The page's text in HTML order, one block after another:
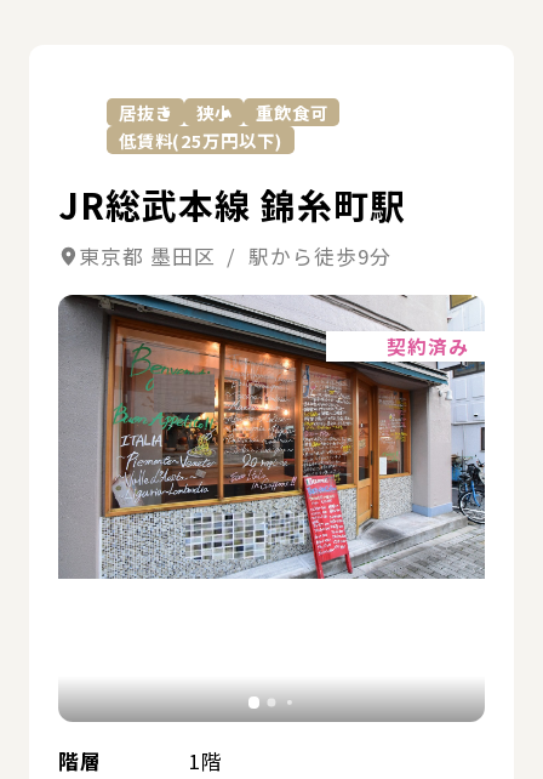
居抜き 狭小
重飲食可
低賃料(25万円以下)
JR総武本線 錦糸町駅
東京都 墨田区 / 駅から徒歩9分
契約済み
階層 1階